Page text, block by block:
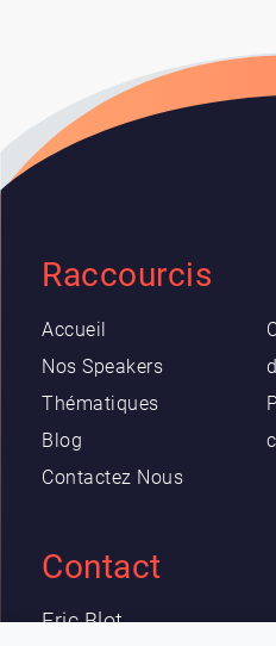
Raccourcis
Accueil
Nos Speakers
Thématiques
Blog
Contactez Nous
Contact
Eric Blot